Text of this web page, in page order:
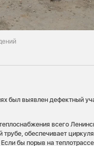
был выявлен дефектный
всего
обеспечивает
бы порыв на